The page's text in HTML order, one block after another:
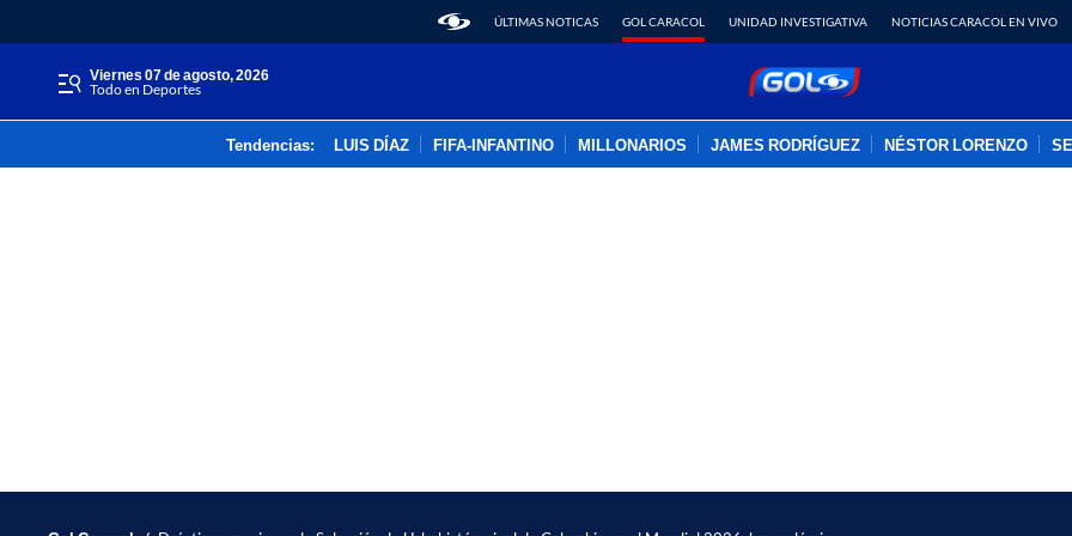
ÚLTIMAS NOTICAS GOL CARACOL UNIDAD INVESTIGATIVA NOTICIAS CARACOL EN VIVO
viernes 07 de agosto, 2026
Todo en Deportes
Tendencias: LUIS DÍAZ FIFA-INFANTINO MILLONARIOS JAMES RODRÍGUEZ NÉSTOR LORENZO